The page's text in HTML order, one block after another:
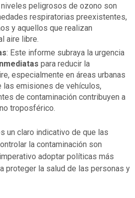
peligrosos de ozono son
respiratorias preexistentes,
y aquellos que realizan
aire libre.
: Este informe subraya la urgencia
para reducir la
especialmente en áreas urbanas
las emisiones de vehículos,
de contaminación contribuyen a
troposférico.
un claro indicativo de que las
la contaminación son
adoptar políticas más
proteger la salud de las personas y